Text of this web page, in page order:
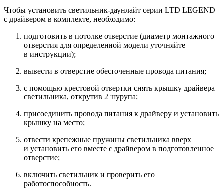
Чтобы установить светильник-даунлайт серии LTD LEGEND
с драйвером в комплекте, необходимо:
подготовить в потолке отверстие (диаметр монтажного
отверстия для определенной модели уточняйте
в инструкции);
вывести в отверстие обесточенные провода питания;
с помощью крестовой отвертки снять крышку драйвера
светильника, открутив 2 шурупа;
присоединить провода питания к драйверу и установить
крышку на место;
отвести крепежные пружины светильника вверх
и установить его вместе с драйвером в подготовленное
отверстие;
включить светильник и проверить его
работоспособность.